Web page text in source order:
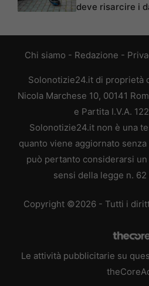
deve risarcire i
Chi siamo - Redazione -
Solonotizie24.it di proprietà
Nicola Marchese 10, 00141
e Partita I.V.A.
Solonotizie24.it non è una
quanto viene aggiornato
può pertanto considerarsi
sensi della legge n. 62
Copyright ©2026 - Tutti i
Le attività pubblicitarie su